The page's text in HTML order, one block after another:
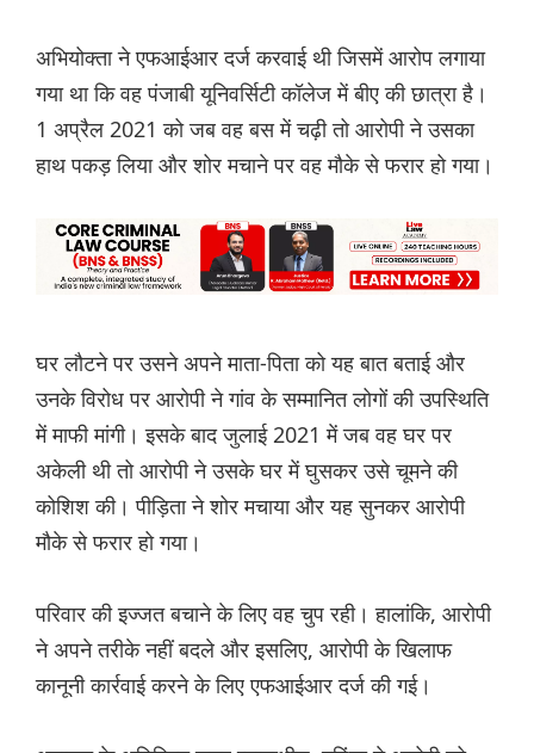
अभियोक्ता ने एफआईआर दर्ज करवाई थी जिसमें आरोप लगाया
गया था कि वह पंजाबी यूनिवर्सिटी कॉलेज में बीए की छात्रा है।
1 अप्रैल 2021 को जब वह बस में चढ़ी तो आरोपी ने उसका
हाथ पकड़ लिया और शोर मचाने पर वह मौके से फरार हो गया।
घर लौटने पर उसने अपने माता-पिता को यह बात बताई और
उनके विरोध पर आरोपी ने गांव के सम्मानित लोगों की उपस्थिति
में माफी मांगी। इसके बाद जुलाई 2021 में जब वह घर पर
अकेली थी तो आरोपी ने उसके घर में घुसकर उसे चूमने की
कोशिश की। पीड़िता ने शोर मचाया और यह सुनकर आरोपी
मौके से फरार हो गया।
परिवार की इज्जत बचाने के लिए वह चुप रही। हालांकि, आरोपी
ने अपने तरीके नहीं बदले और इसलिए, आरोपी के खिलाफ
कानूनी कार्रवाई करने के लिए एफआईआर दर्ज की गई।